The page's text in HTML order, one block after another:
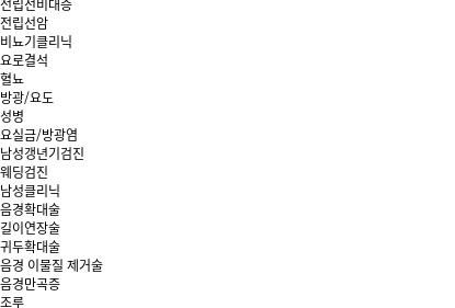
전립선비대증
전립선암
비뇨기클리닉
요로결석
혈뇨
방광/요도
성병
요실금/방광염
남성갱년기검진
웨딩검진
남성클리닉
음경확대술
길이연장술
귀두확대술
음경 이물질 제거술
음경만곡증
조루